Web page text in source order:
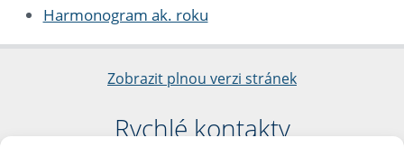
Harmonogram ak. roku
Zobrazit plnou verzi stránek
Rychlé kontakty